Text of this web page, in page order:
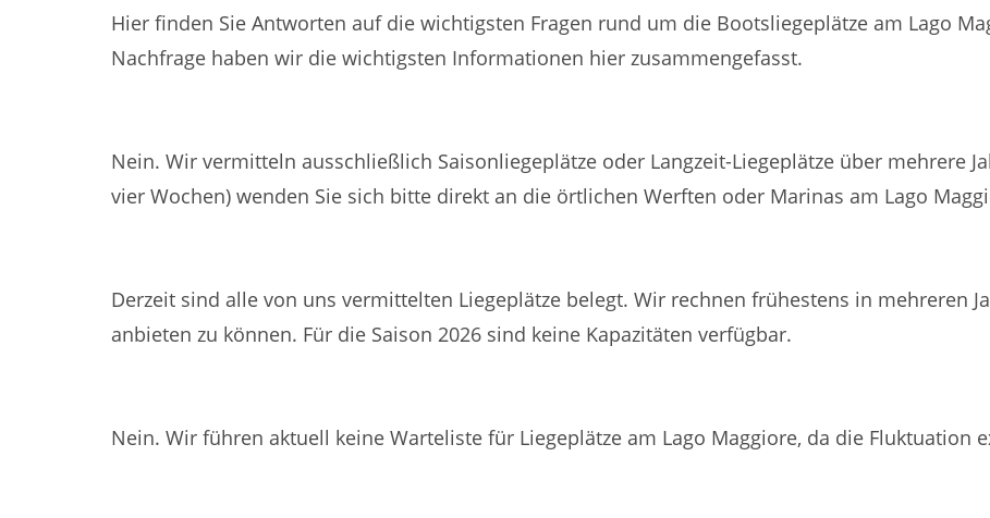
Hier finden Sie Antworten auf die wichtigsten Fragen rund um die Bootsliegeplätze am Lago
Nachfrage haben wir die wichtigsten Informationen hier zusammengefasst.
Nein. Wir vermitteln ausschließlich Saisonliegeplätze oder Langzeit-Liegeplätze über mehrere
vier Wochen) wenden Sie sich bitte direkt an die örtlichen Werften oder Marinas am Lago
Derzeit sind alle von uns vermittelten Liegeplätze belegt. Wir rechnen frühestens in mehreren
anbieten zu können. Für die Saison 2026 sind keine Kapazitäten verfügbar.
Nein. Wir führen aktuell keine Warteliste für Liegeplätze am Lago Maggiore, da die Fluktuation